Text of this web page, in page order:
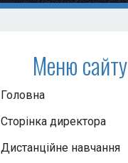
Меню сайту
Головна
Сторінка директора
Дистанційне навчання